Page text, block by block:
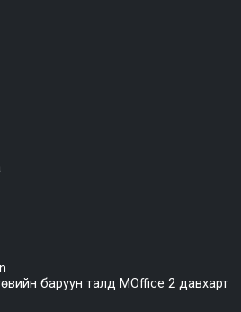
баруун талд MOffice 2 давхарт